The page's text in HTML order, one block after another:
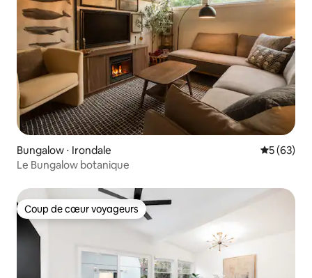
Bungalow ⋅ Irondale
5 (63)
Le Bungalow botanique
Coup de cœur voyageurs
Coup de cœur voyageurs